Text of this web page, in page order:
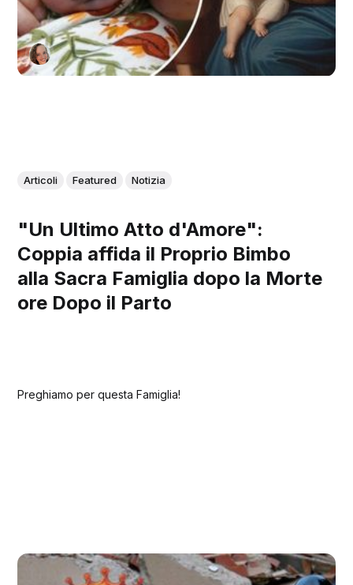
Articoli Featured Notizia
"Un Ultimo Atto d'Amore":
Coppia affida il Proprio Bimbo
alla Sacra Famiglia dopo la Morte
ore Dopo il Parto
Preghiamo per questa Famiglia!